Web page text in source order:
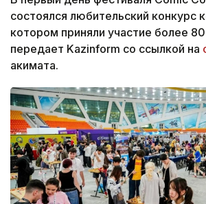
состоялся любительский конкурс
котором приняли участие более
передает Kazinform со ссылкой на
акимата.